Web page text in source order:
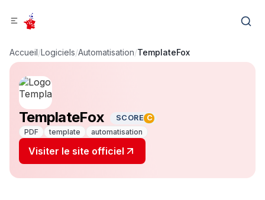
Accueil/Logiciels/Automatisation/TemplateFox
TemplateFox SCORE C
PDF
template automatisation
Visiter le site officiel